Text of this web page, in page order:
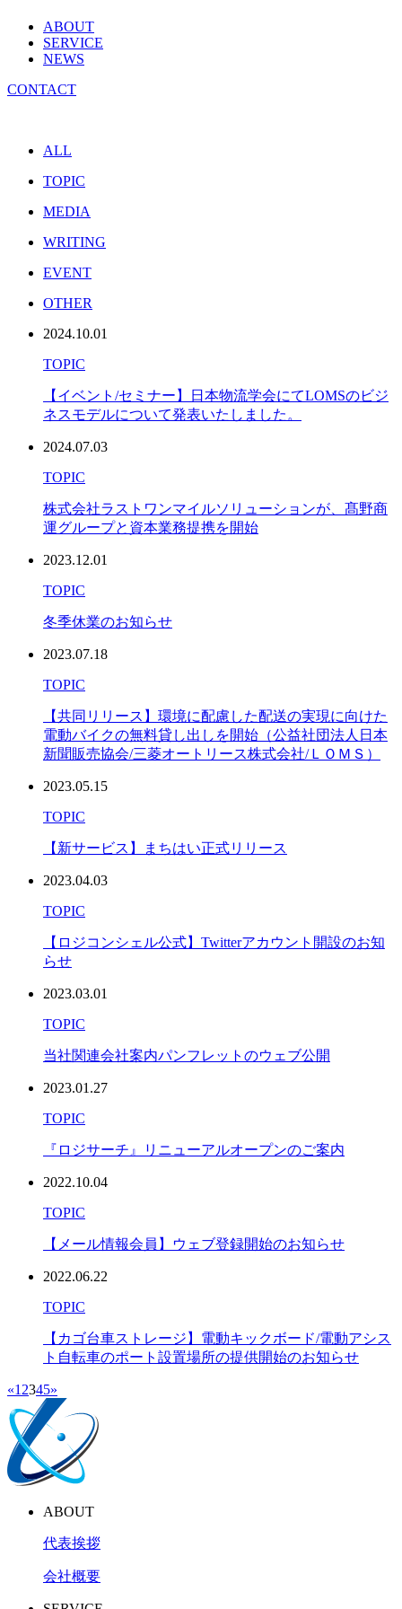
ABOUT
SERVICE
NEWS
CONTACT
ALL
TOPIC
MEDIA
WRITING
EVENT
OTHER
2024.10.01
TOPIC
【イベント/セミナー】日本物流学会にてLOMSのビジ
ネスモデルについて発表いたしました。
2024.07.03
TOPIC
株式会社ラストワンマイルソリューションが、髙野商
運グループと資本業務提携を開始
2023.12.01
TOPIC
冬季休業のお知らせ
2023.07.18
TOPIC
【共同リリース】環境に配慮した配送の実現に向けた
電動バイクの無料貸し出しを開始（公益社団法人日本
新聞販売協会/三菱オートリース株式会社/ＬＯＭＳ）
2023.05.15
TOPIC
【新サービス】まちはい正式リリース
2023.04.03
TOPIC
【ロジコンシェル公式】Twitterアカウント開設のお知
らせ
2023.03.01
TOPIC
当社関連会社案内パンフレットのウェブ公開
2023.01.27
TOPIC
『ロジサーチ』リニューアルオープンのご案内
2022.10.04
TOPIC
【メール情報会員】ウェブ登録開始のお知らせ
2022.06.22
TOPIC
【カゴ台車ストレージ】電動キックボード/電動アシス
ト自転車のポート設置場所の提供開始のお知らせ
«12345»
ABOUT
代表挨拶
会社概要